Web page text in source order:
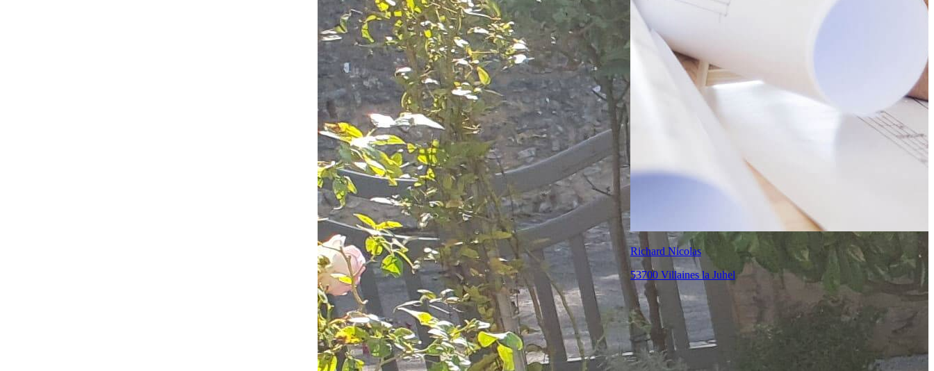
Richard Nicolas
53700 Villaines la Juhel
Thomas Vélot SARL
72240 Tennie